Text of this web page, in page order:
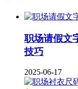
职场请假文
技巧
2025-06-17